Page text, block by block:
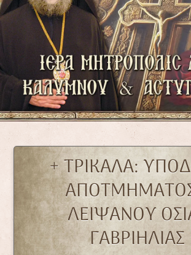
+ ΤΡΙΚΑΛΑ:
ΛΕΙΨΑΝΟΥ
ΓΑΒΡΙΗΛΙΑΣ